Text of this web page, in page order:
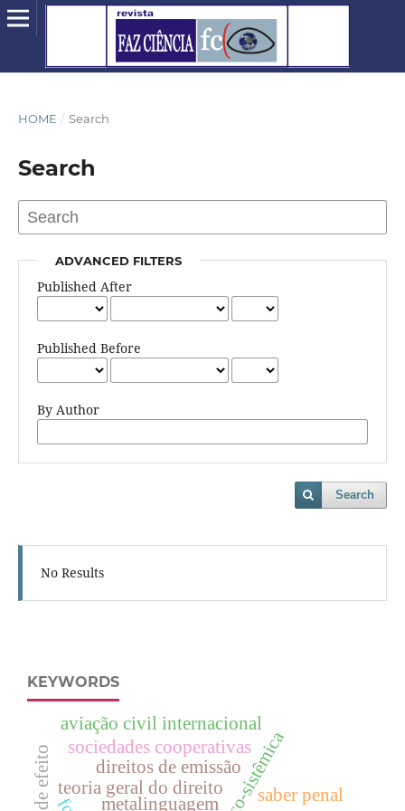
HOME / Search
Search
ADVANCED FILTERS
Published After
Published Before
By Author
Search
No Results
KEYWORDS
teoria geral do direito
metalinguagem
direitos de emissão
aviação civil internacional
saber penal
sociedades cooperativas